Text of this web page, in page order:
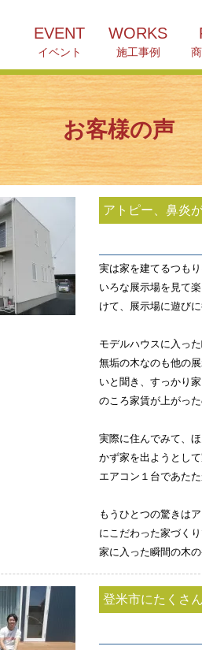
EVENT
イベント
WORKS
施工事例
お客様の声
アトピー、鼻炎
実は家を建てるつも
いろな展示場を見て
けて、展示場に遊び
モデルハウスに入っ
無垢の木なのも他の
いと聞き、すっかり
のころ家賃が上がっ
実際に住んでみて、
かず家を出ようとし
エアコン１台であた
もうひとつの驚きは
にこだわった家づく
家に入った瞬間の木
登米市にたくさ